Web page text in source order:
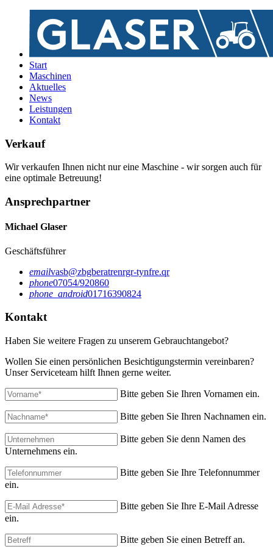
Start
Maschinen
Aktuelles
News
Leistungen
Kontakt
Verkauf
Wir verkaufen Ihnen nicht nur eine Maschine - wir sorgen auch für
eine optimale Betreuung!
Ansprechpartner
Michael Glaser
Geschäftsführer
emailvasb@zbgberatrenrgr-tynfre.qr
phone07054/920860
phone_android01716390824
Kontakt
Haben Sie weitere Fragen zu unserem Gebrauchtangebot?
Wollen Sie einen persönlichen Besichtigungstermin vereinbaren?
Unser Serviceteam hilft Ihnen gerne weiter.
Bitte geben Sie Ihren Vornamen ein.
Bitte geben Sie Ihren Nachnamen ein.
Bitte geben Sie denn Namen des
Unternehmens ein.
Bitte geben Sie Ihre Telefonnummer
ein.
Bitte geben Sie Ihre E-Mail Adresse
ein.
Bitte geben Sie einen Betreff an.